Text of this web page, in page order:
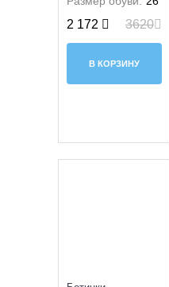
2 172 3620
В КОРЗИНУ